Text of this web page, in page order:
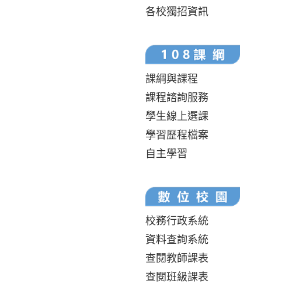
各校獨招資訊
課綱與課程
課程諮詢服務
學生線上選課
學習歷程檔案
自主學習
校務行政系統
資料查詢系統
查閱教師課表
查閱班級課表